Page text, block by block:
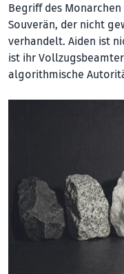
Begriff des
Souverän, der nicht
verhandelt. Aiden ist
ist ihr
algorithmische